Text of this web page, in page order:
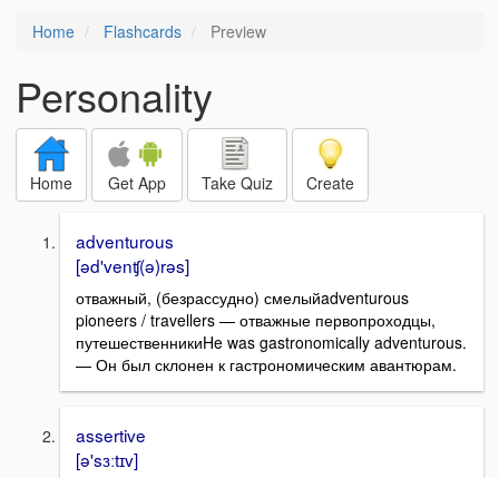
Home Flashcards Preview
Personality
Home Get App Take Quiz Create
adventurous
[əd'venʧ(ə)rəs]
отважный, (безрассудно) смелыйadventurous
pioneers / travellers — отважные первопроходцы,
путешественникиHe was gastronomically adventurous.
— Он был склонен к гастрономическим авантюрам.
assertive
[ə'sɜːtɪv]